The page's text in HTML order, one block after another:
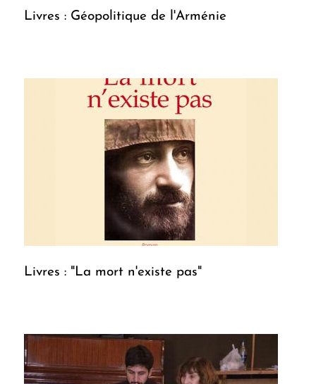
Livres : Géopolitique de l'Arménie
Livres : "La mort n'existe pas"